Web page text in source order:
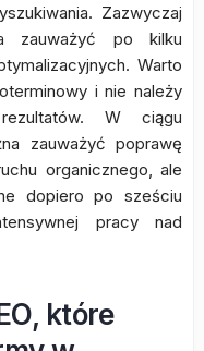
Zazwyczaj
zauważyć po kilku
Warto
i nie należy
W ciągu
zauważyć poprawę
organicznego, ale
dopiero po sześciu
pracy nad
które